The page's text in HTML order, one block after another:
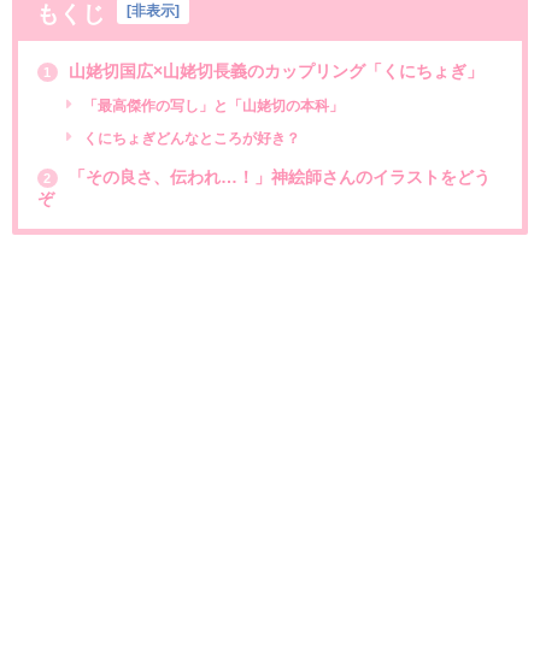
もくじ 非表示
1 山姥切国広×山姥切長義のカップリング「くにちょぎ」
「最高傑作の写し」と「山姥切の本科」
くにちょぎどんなところが好き？
2
「その良さ、伝われ…！」神絵師さんのイラストをどう
ぞ